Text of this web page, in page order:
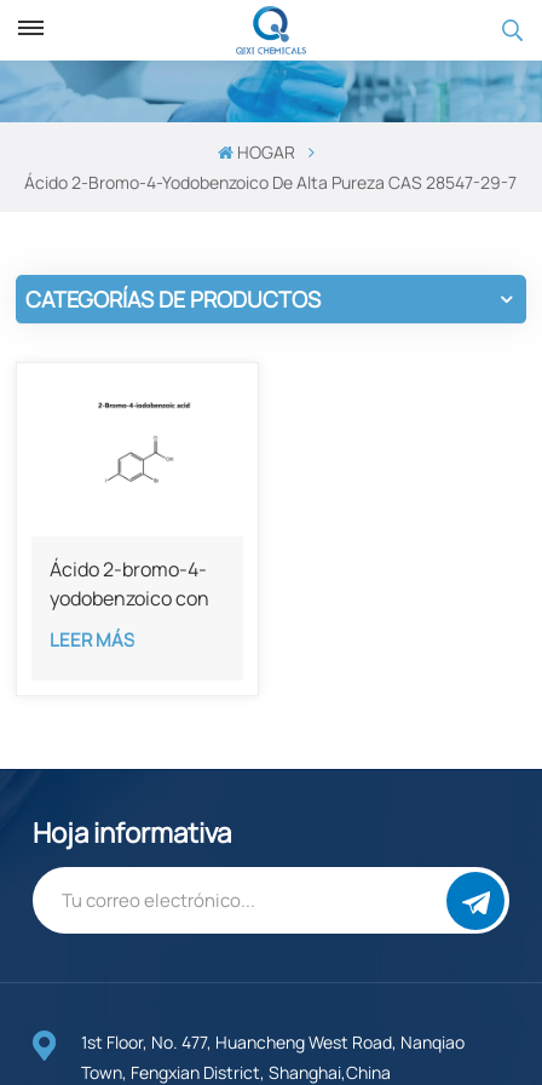
HOGAR
Ácido 2-Bromo-4-Yodobenzoico De Alta Pureza CAS 28547-29-7
CATEGORÍAS DE PRODUCTOS
Ácido 2-bromo-4-
yodobenzoico con
una pureza del
99% (CAS 28547-
LEER MÁS
Hoja informativa
1st Floor, No. 477, Huancheng West Road, Nanqiao
Town, Fengxian District, Shanghai,China